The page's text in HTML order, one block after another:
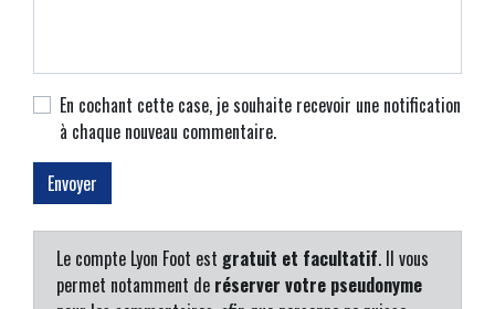
En cochant cette case, je souhaite recevoir une notification
à chaque nouveau commentaire.
Le compte Lyon Foot est gratuit et facultatif. Il vous
permet notamment de réserver votre pseudonyme